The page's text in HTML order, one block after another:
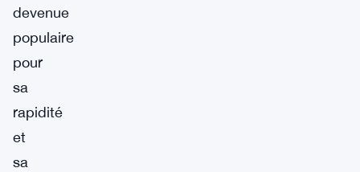
devenue
populaire
pour
sa
rapidité
et
sa